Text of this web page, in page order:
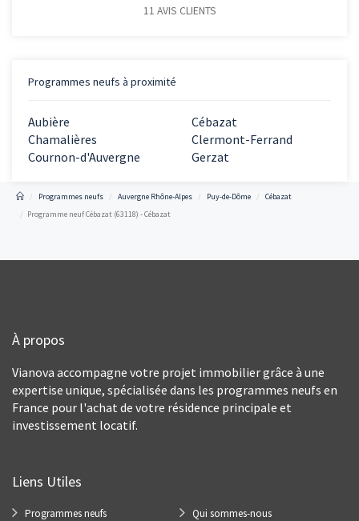
11 AVIS CLIENTS
Programmes neufs à proximité
Aubière
Cébazat
Chamalières
Clermont-Ferrand
Cournon-d'Auvergne
Gerzat
Programmes neufs Auvergne Rhône-Alpes Puy-de-Dôme
Cébazat
Programme neuf Cébazat (63118) - Cébazat
À propos
Vianova accompagne votre projet immobilier grâce à une
expertise unique, spécialisée dans les programmes neufs en
France pour l'achat de votre résidence principale et
investissement locatif.
Liens Utiles
Programmes neufs
Qui sommes-nous